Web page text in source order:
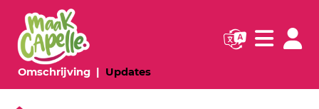
Omschrijving(huidige pagina)
Updates(huidige pagina)
Navigatie